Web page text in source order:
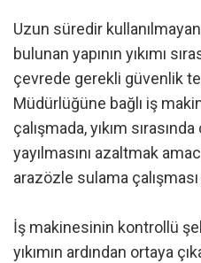
Uzun süredir
bulunan yapının yıkımı
çevrede gerekli güvenlik
Müdürlüğüne bağlı iş
çalışmada, yıkım
yayılmasını azaltmak
arazözle sulama
İş makinesinin kontrollü
yıkımın ardından ortaya